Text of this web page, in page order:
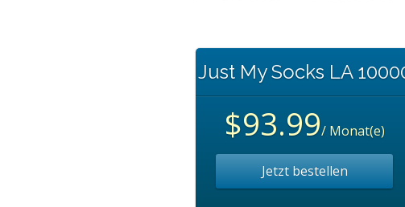
Just My Socks LA
$93.99/ Monat(e)
Jetzt bestellen